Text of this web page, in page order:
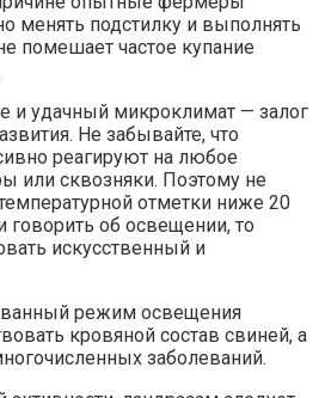
менять подстилку и выполнять
помешает частое купание
и удачный микроклимат — залог
Не забывайте, что
реагируют на любое
или сквозняки. Поэтому не
отметки ниже 20
говорить об освещении, то
искусственный и
режим освещения
кровяной состав свиней, а
заболеваний.